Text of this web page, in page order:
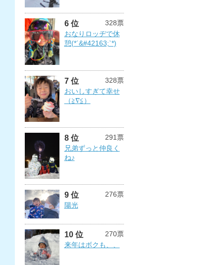
6 位
328票
おなりロッヂで休
憩(*´&#42163;`*)
7 位
328票
おいしすぎて幸せ
（≧∇≦）
8 位
291票
兄弟ずっと仲良く
ね♪
9 位
276票
陽光
10 位
270票
来年はボクも、、